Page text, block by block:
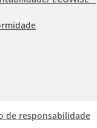
de responsabilidade